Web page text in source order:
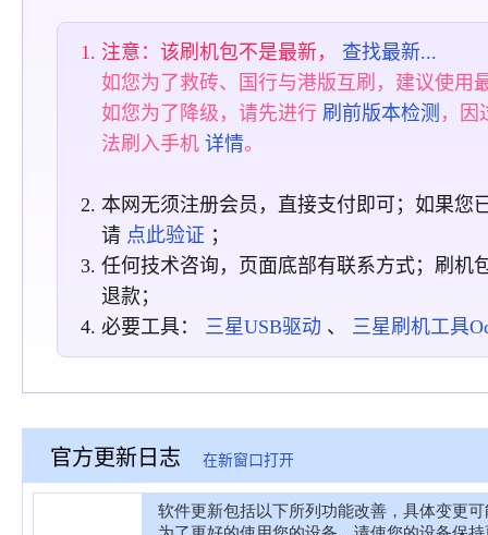
注意：该刷机包不是最新， 查找最新...
如您为了救砖、国行与港版互刷，建议使用
如您为了降级，请先进行刷前版本检测 ，因
法刷入手机详情。
本网无须注册会员，直接支付即可；如果您
请 点此验证 ；
任何技术咨询，页面底部有联系方式；刷机
退款；
必要工具： 三星USB驱动 、 三星刷机工具
官方更新日志 在新窗口打开